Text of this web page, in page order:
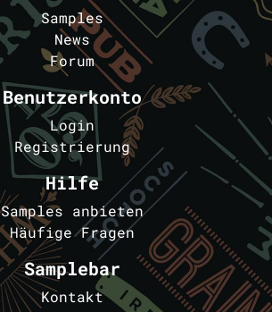
Samples
News
Forum
Benutzerkonto
Login
Registrierung
Hilfe
Samples anbieten
Häufige Fragen
Samplebar
Kontakt